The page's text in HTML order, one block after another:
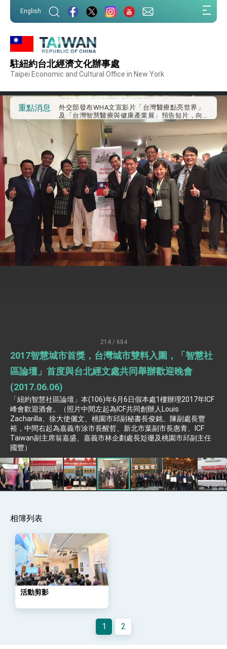
English
駐紐約台北經濟文化辦事處
Taipei Economic and Cultural Office in New York
重點消息
外交部重要言論
我國政府將在美國亞利桑納州設立「駐鳳凰城辦
事處」，進一步深化台美交流合作
經驗為亞太醫療照護發展開創新里程碑
外交部發布WHA文宣影片「台灣醫療點亮世界」
及「台灣智慧醫療與健康產業展」預告短片，向
世界展現台灣守護全球健康的創新能量
總統出訪史瓦帝尼返國談話 強調臺灣人有權利
走向世界 盼與理念相近國家共同維護國際秩序
堅定走向世界 賴總統抵達史瓦帝尼王國進行國是
訪問
總統與五院院長新春茶敘 盼化分歧為團結、為
國家邁出合作第一步
總統農曆春節談話
台美貿易協議完成簽署達成6大目標、創5大歷史
性突破 總統強調將以3大面向加速臺灣經濟轉型
升級 籲請立院全力支持並盡速通過
臺美簽署「對等貿易協定」確立對等關稅15%且不
疊加 我輸美2072項產品豁免對等關稅
總統接受「法新社」（AFP）專訪內容
外交部長林佳龍於《外交事務》撰文指出：自由
外交部長林佳龍午宴歡迎美國聯邦參議員蓋耶哥
訪問團
外交部長林佳龍接見美國智庫「德國馬歇爾基金
會」訪問團一行，深化跨大西洋戰略夥伴關係
臺美經貿談判獲階段性成果 卓揆期勉爭取時間完
成「臺美對等貿易協定」簽署
卓揆：臺美關稅談判階段性結果有助臺灣取得有
利戰略地位 全力支持「臺美對等貿易協定」簽署
外交部與數位發展部攜手合作，整合台灣雄厚數
位實力，達成固邦榮邦目標
策略小組」跨部會會議
民調顯示多數國人滿意政府外交表現，高度支持
「總合外交」與台歐美日關係深化
總統以「韌性之島，希望之光」為題發表2026新
變局中 奮起的新臺灣 總統發表國慶演說
總統發表執政周年談話 盼面對未來挑戰 堅持
團結 迎風轉型 穩健前行
賴總統就職演說影片
我國政府將在美國亞利桑納州設立「駐鳳凰城辦
214 / 684
2017智慧城市首獎，台灣城市雙料入圍，「智慧社
區論壇」首度與台北經文處共同舉辦歡迎晚會
(2017.06.06)
「紐約智慧社區論壇」本(106)年6月6日假本處1樓辦理2017年ICF
峰會歡迎酒會。（照片中間左起為ICF共同創辦人Louis
Zacharilla、徐大使儷文、桃園市邱副秘書長俊銘、陳副處長豐
裕，中間右起為嘉義市涂市長醒哲、新北市葉副市長惠青、ICF
Taiwan副主席翁嘉盛、嘉義市林企劃處長彣珊及桃園市邱副主任
國豐）
相簿列表
活動剪影
1 2